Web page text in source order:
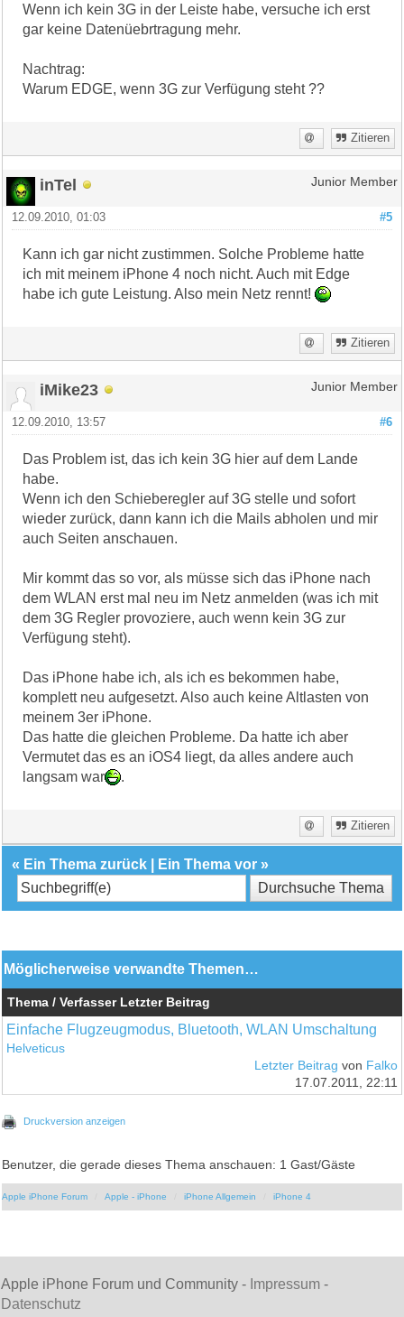
Wenn ich kein 3G in der Leiste habe, versuche ich erst
gar keine Datenüebrtragung mehr.
Nachtrag:
Warum EDGE, wenn 3G zur Verfügung steht ??
Zitieren
inTel Junior Member
#5
12.09.2010, 01:03
Kann ich gar nicht zustimmen. Solche Probleme hatte
ich mit meinem iPhone 4 noch nicht. Auch mit Edge
habe ich gute Leistung. Also mein Netz rennt!
Zitieren
iMike23 Junior Member
#6
12.09.2010, 13:57
Das Problem ist, das ich kein 3G hier auf dem Lande
habe.
Wenn ich den Schieberegler auf 3G stelle und sofort
wieder zurück, dann kann ich die Mails abholen und mir
auch Seiten anschauen.
Mir kommt das so vor, als müsse sich das iPhone nach
dem WLAN erst mal neu im Netz anmelden (was ich mit
dem 3G Regler provoziere, auch wenn kein 3G zur
Verfügung steht).
Das iPhone habe ich, als ich es bekommen habe,
komplett neu aufgesetzt. Also auch keine Altlasten von
meinem 3er iPhone.
Das hatte die gleichen Probleme. Da hatte ich aber
Vermutet das es an iOS4 liegt, da alles andere auch
langsam war
.
Zitieren
« Ein Thema zurück Ein Thema vor »
Möglicherweise verwandte Themen…
Thema / Verfasser Letzter Beitrag
Einfache Flugzeugmodus, Bluetooth, WLAN Umschaltung
Helveticus
Letzter Beitrag von Falko
17.07.2011, 22:11
Druckversion anzeigen
Benutzer, die gerade dieses Thema anschauen: 1 Gast/Gäste
Apple iPhone Forum Apple - iPhone iPhone Allgemein iPhone 4
Apple iPhone Forum und Community - Impressum -
Datenschutz